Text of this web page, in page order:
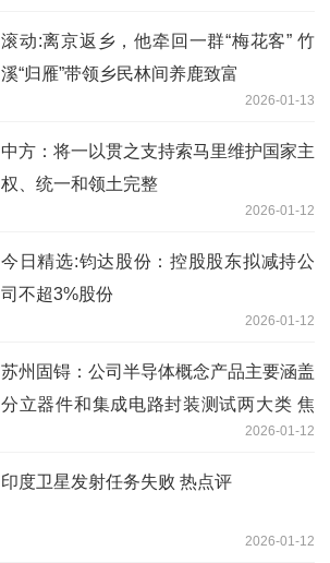
滚动:离京返乡，他牵回一群“梅花客” 竹
溪“归雁”带领乡民林间养鹿致富
2026-01-13
中方：将一以贯之支持索马里维护国家主
权、统一和领土完整
2026-01-12
今日精选:钧达股份：控股股东拟减持公
司不超3%股份
2026-01-12
苏州固锝：公司半导体概念产品主要涵盖
分立器件和集成电路封装测试两大类 焦
2026-01-12
印度卫星发射任务失败 热点评
2026-01-12